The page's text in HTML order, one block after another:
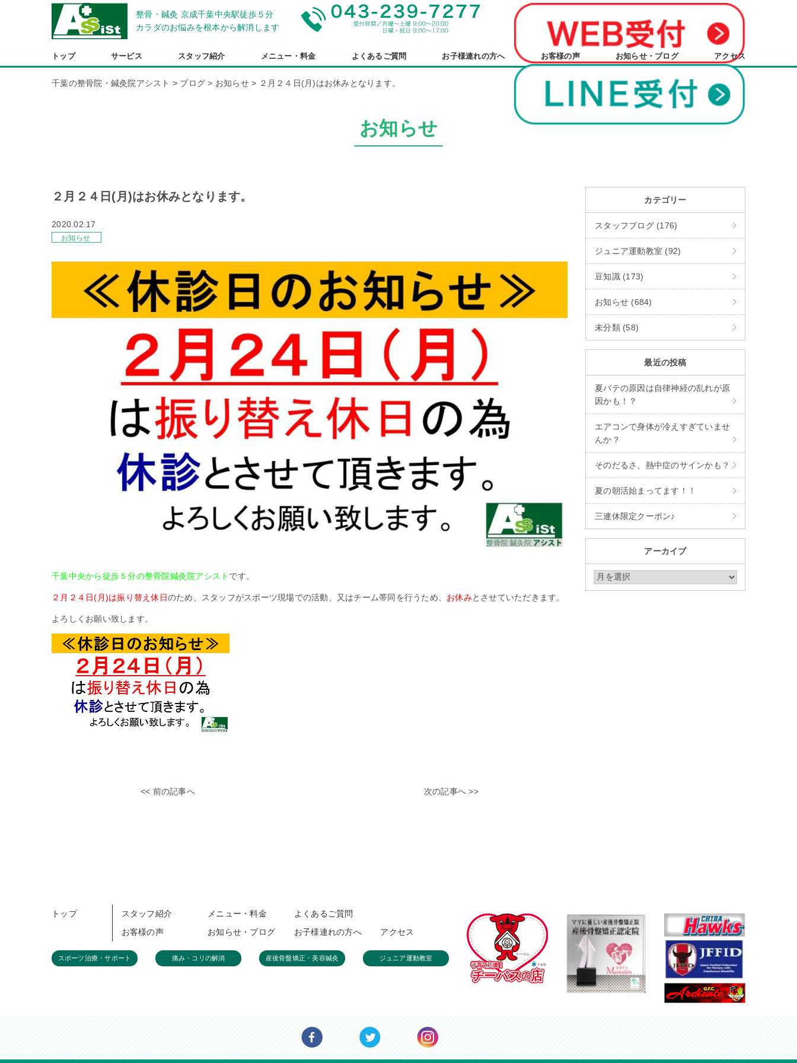
整骨・鍼灸 京成千葉中央駅徒歩５分
カラダのお悩みを根本から解消します
トップ サービス スタッフ紹介 メニュー・料金 よくあるご質問 お子様連れの方へ お客様の声 お知らせ・ブログ アクセス
千葉の整骨院・鍼灸院アシスト > ブログ > お知らせ> ２月２４日(月)はお休みとなります。
お知らせ
２月２４日(月)はお休みとなります。
2020.02.17
お知らせ
千葉中央から徒歩５分の整骨院鍼灸院アシスト です。
２月２４日(月)は振り替え休日のため、スタッフがスポーツ現場での活動、又はチーム帯同を行うため、 お休みとさせていただきます。
よろしくお願い致します。
<< 前の記事へ 次の記事へ >>
カテゴリー
スタッフブログ (176)
ジュニア運動教室 (92)
豆知識 (173)
お知らせ (684)
未分類 (58)
最近の投稿
夏バテの原因は自律神経の乱れが原
因かも！？
エアコンで身体が冷えすぎていませ
んか？
そのだるさ、熱中症のサインかも？
夏の朝活始まってます！！
三連休限定クーポン♪
アーカイブ
アーカイブ
トップ スタッフ紹介 メニュー・料金
よくあるご質問
お客様の声
お知らせ・ブログ お子様連れの方へ アクセス
スポーツ治療・サポート 痛み・コリの解消 産後骨盤矯正・美容鍼灸 ジュニア運動教室